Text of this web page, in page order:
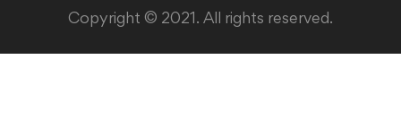
Copyright © 2021. All rights reserved.